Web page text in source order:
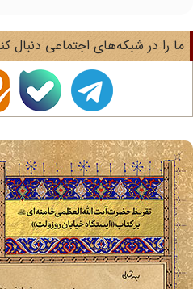
را در شبکه‌های اجتماعی دنبال کنید